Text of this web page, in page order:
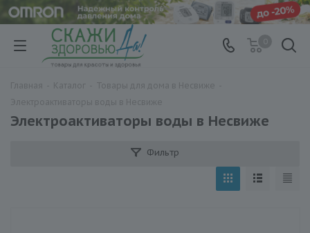
Электроактиваторы воды в Несвиже
Фильтр